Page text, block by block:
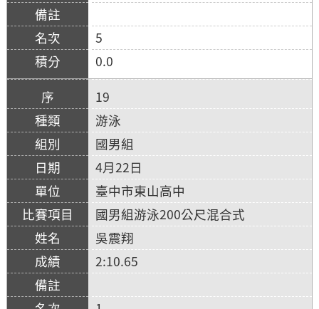
5
0.0
19
游泳
國男組
4月22日
臺中市東山高中
國男組游泳200公尺混合式
吳震翔
2:10.65